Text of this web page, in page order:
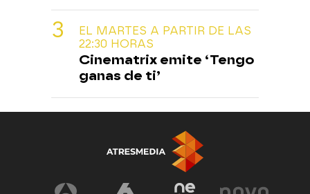
EL MARTES A PARTIR DE LAS
22:30 HORAS
Cinematrix emite ‘Tengo
ganas de ti’